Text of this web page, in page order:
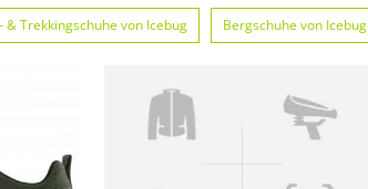
& Trekkingschuhe von Icebug Bergschuhe von Icebug